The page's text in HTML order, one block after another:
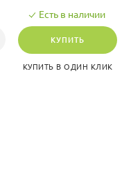
Есть в наличии
КУПИТЬ
КУПИТЬ В ОДИН КЛИК